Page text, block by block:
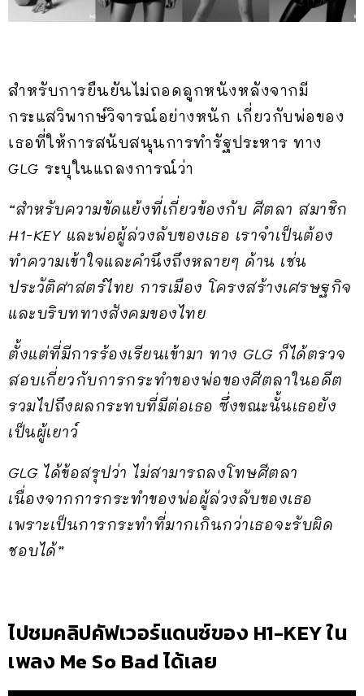
สำหรับการยืนยันไม่ถอดลูกหนังหลังจากมี
กระแสวิพากษ์วิจารณ์อย่างหนัก เกี่ยวกับพ่อของ
เธอที่ให้การสนับสนุนการทำรัฐประหาร ทาง
GLG ระบุในแถลงการณ์ว่า
“สำหรับความขัดแย้งที่เกี่ยวข้องกับ ศีตลา สมาชิก
H1-KEY และพ่อผู้ล่วงลับของเธอ เราจำเป็นต้อง
ทำความเข้าใจและคำนึงถึงหลายๆ ด้าน เช่น
ประวัติศาสตร์ไทย การเมือง โครงสร้างเศรษฐกิจ
และบริบททางสังคมของไทย
ตั้งแต่ที่มีการร้องเรียนเข้ามา ทาง GLG ก็ได้ตรวจ
สอบเกี่ยวกับการกระทำของพ่อของศีตลาในอดีต
รวมไปถึงผลกระทบที่มีต่อเธอ ซึ่งขณะนั้นเธอยัง
เป็นผู้เยาว์
GLG ได้ข้อสรุปว่า ไม่สามารถลงโทษศีตลา
เนื่องจากการกระทำของพ่อผู้ล่วงลับของเธอ
เพราะเป็นการกระทำที่มากเกินกว่าเธอจะรับผิด
ชอบได้”
ไปชมคลิปคัฟเวอร์แดนซ์ของ H1-KEY ใน
เพลง Me So Bad ได้เลย